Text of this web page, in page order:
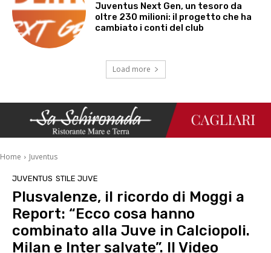
Juventus Next Gen, un tesoro da
oltre 230 milioni: il progetto che ha
cambiato i conti del club
Load more